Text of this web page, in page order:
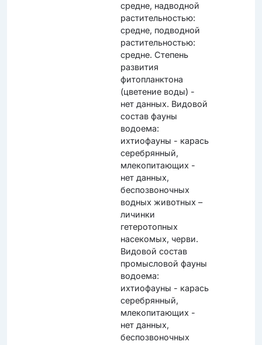
средне, надводной
растительностью:
средне, подводной
растительностью:
средне. Степень
развития
фитопланктона
(цветение воды) -
нет данных. Видовой
состав фауны
водоема:
ихтиофауны - карась
серебрянный,
млекопитающих -
нет данных,
беспозвоночных
водных животных –
личинки
гетеротопных
насекомых, черви.
Видовой состав
промысловой фауны
водоема:
ихтиофауны - карась
серебрянный,
млекопитающих -
нет данных,
беспозвоночных